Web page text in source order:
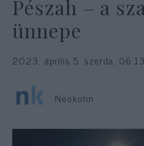
Pészah – a
ünnepe
2023. április 5. szerda, 06:13
Neokohn